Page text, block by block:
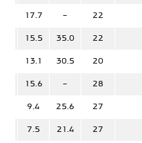
22
-
17.7
22
35.0
15.5
20
30.5
13.1
28
-
15.6
27
25.6
9.4
27
21.4
7.5